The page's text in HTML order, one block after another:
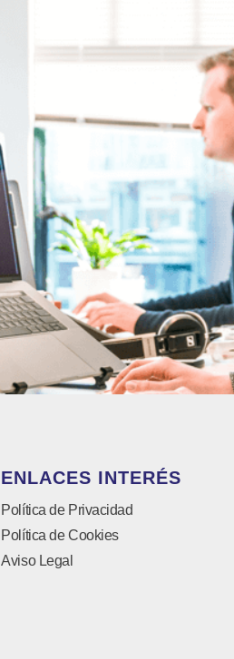
ENLACES INTERÉS
Política de Privacidad
Política de Cookies
Aviso Legal